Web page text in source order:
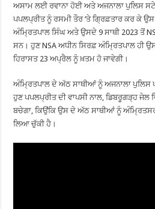
ਅਸਾਮ ਲਈ ਰਵਾਨਾ ਹੋਈ ਅਤੇ ਅਜਨਾਲਾ ਪੁਲਿਸ
ਪਪਲਪ੍ਰੀਤ ਨੂੰ ਰਸਮੀ ਤੌਰ ‘ਤੇ ਗ੍ਰਿਫ਼ਤਾਰ ਕਰ ਕੇ
ਅੰਮ੍ਰਿਤਪਾਲ ਸਿੰਘ ਅਤੇ ਉਸਦੇ 9 ਸਾਥੀ 2023 ਤੋਂ
ਸਨ। ਹੁਣ NSA ਅਧੀਨ ਸਿਰਫ਼ ਅੰਮ੍ਰਿਤਪਾਲ ਹੀ
ਹਿਰਾਸਤ 23 ਅਪ੍ਰੈਲ ਨੂੰ ਖ਼ਤਮ ਹੋ ਜਾਵੇਗੀ।
ਅੰਮ੍ਰਿਤਪਾਲ ਦੇ ਅੱਠ ਸਾਥੀਆਂ ਨੂੰ ਅਜਨਾਲਾ ਪੁਲਿਸ
ਹੁਣ ਪਪਲਪ੍ਰੀਤ ਦੀ ਵਾਪਸੀ ਨਾਲ, ਡਿਬਰੂਗੜ੍ਹ ਜੇਲ
ਬਚੇਗਾ, ਕਿਉਂਕਿ ਉਸ ਦੇ ਅੱਠ ਸਾਥੀਆਂ ਨੂੰ ਅੰਮ੍ਰਿਤਸਰ
ਲਿਆ ਚੁੱਕੀ ਹੈ।